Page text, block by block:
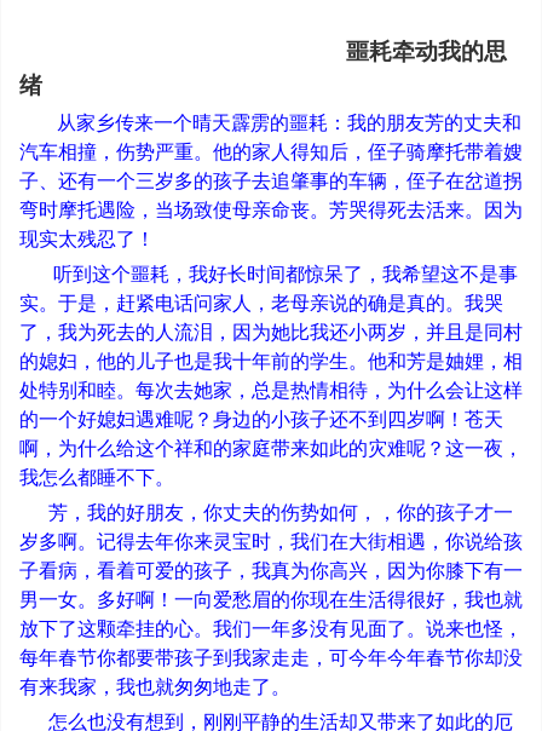
噩耗牵动我的思
绪
从家乡传来一个晴天霹雳的噩耗：我的朋友芳的丈夫和
汽车相撞，伤势严重。他的家人得知后，侄子骑摩托带着嫂
子、还有一个三岁多的孩子去追肇事的车辆，侄子在岔道拐
弯时摩托遇险，当场致使母亲命丧。芳哭得死去活来。因为
现实太残忍了！
听到这个噩耗，我好长时间都惊呆了，我希望这不是事
实。于是，赶紧电话问家人，老母亲说的确是真的。我哭
了，我为死去的人流泪，因为她比我还小两岁，并且是同村
的媳妇，他的儿子也是我十年前的学生。他和芳是妯娌，相
处特别和睦。每次去她家，总是热情相待，为什么会让这样
的一个好媳妇遇难呢？身边的小孩子还不到四岁啊！苍天
啊，为什么给这个祥和的家庭带来如此的灾难呢？这一夜，
我怎么都睡不下。
芳，我的好朋友，你丈夫的伤势如何，，你的孩子才一
岁多啊。记得去年你来灵宝时，我们在大街相遇，你说给孩
子看病，看着可爱的孩子，我真为你高兴，因为你膝下有一
男一女。多好啊！一向爱愁眉的你现在生活得很好，我也就
放下了这颗牵挂的心。我们一年多没有见面了。说来也怪，
每年春节你都要带孩子到我家走走，可今年今年春节你却没
有来我家，我也就匆匆地走了。
怎么也没有想到，刚刚平静的生活却又带来了如此的厄